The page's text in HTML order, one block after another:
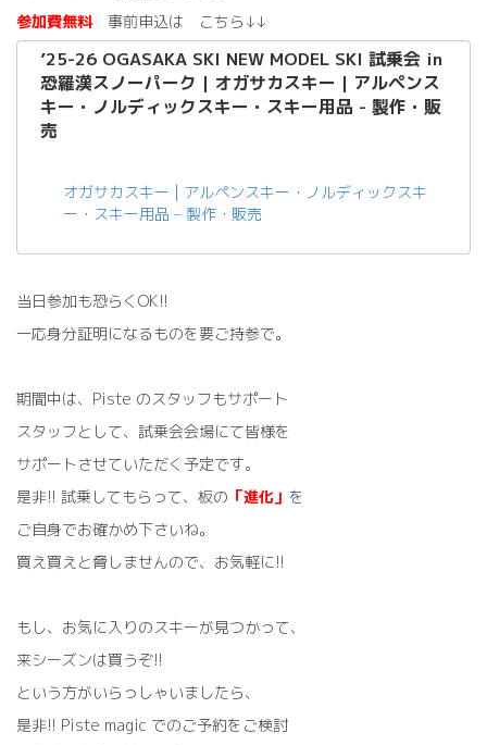
参加費無料 事前申込は こちら↓↓
’25-26 OGASAKA SKI NEW MODEL SKI 試乗会 in
恐羅漢スノーパーク | オガサカスキー | アルペンス
キー・ノルディックスキー・スキー用品 - 製作・販
売
オガサカスキー | アルペンスキー・ノルディックスキ
ー・スキー用品 – 製作・販売
当日参加も恐らくOK!!
一応身分証明になるものを要ご持参で。
期間中は、Piste のスタッフもサポート
スタッフとして、試乗会会場にて皆様を
サポートさせていただく予定です。
是非!! 試乗してもらって、板の 「進化」 を
ご自身でお確かめ下さいね。
買え買えと脅しませんので、お気軽に!!
もし、お気に入りのスキーが見つかって、
来シーズンは買うぞ!!
という方がいらっしゃいましたら、
是非!! Piste magic でのご予約をご検討